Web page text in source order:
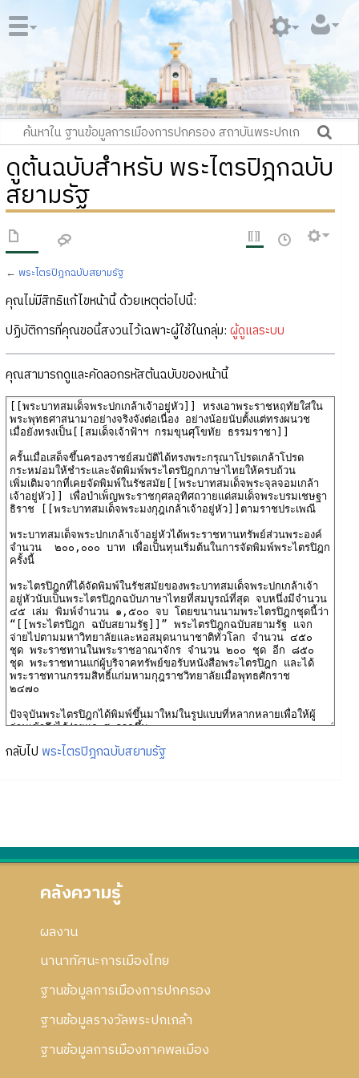
ดูต้นฉบับสำหรับ พระไตรปิฎกฉบับ
สยามรัฐ
← พระไตรปิฎกฉบับสยามรัฐ
คุณไม่มีสิทธิแก้ไขหน้านี้ ด้วยเหตุต่อไปนี้:
ปฏิบัติการที่คุณขอนี้สงวนไว้เฉพาะผู้ใช้ในกลุ่ม: ผู้ดูแลระบบ
คุณสามารถดูและคัดลอกรหัสต้นฉบับของหน้านี้
กลับไป พระไตรปิฎกฉบับสยามรัฐ
คลังความรู้
ผลงาน
นานาทัศนะการเมืองไทย
ฐานข้อมูลการเมืองการปกครอง
ฐานข้อมูลรางวัลพระปกเกล้า
ฐานข้อมูลการเมืองภาคพลเมือง